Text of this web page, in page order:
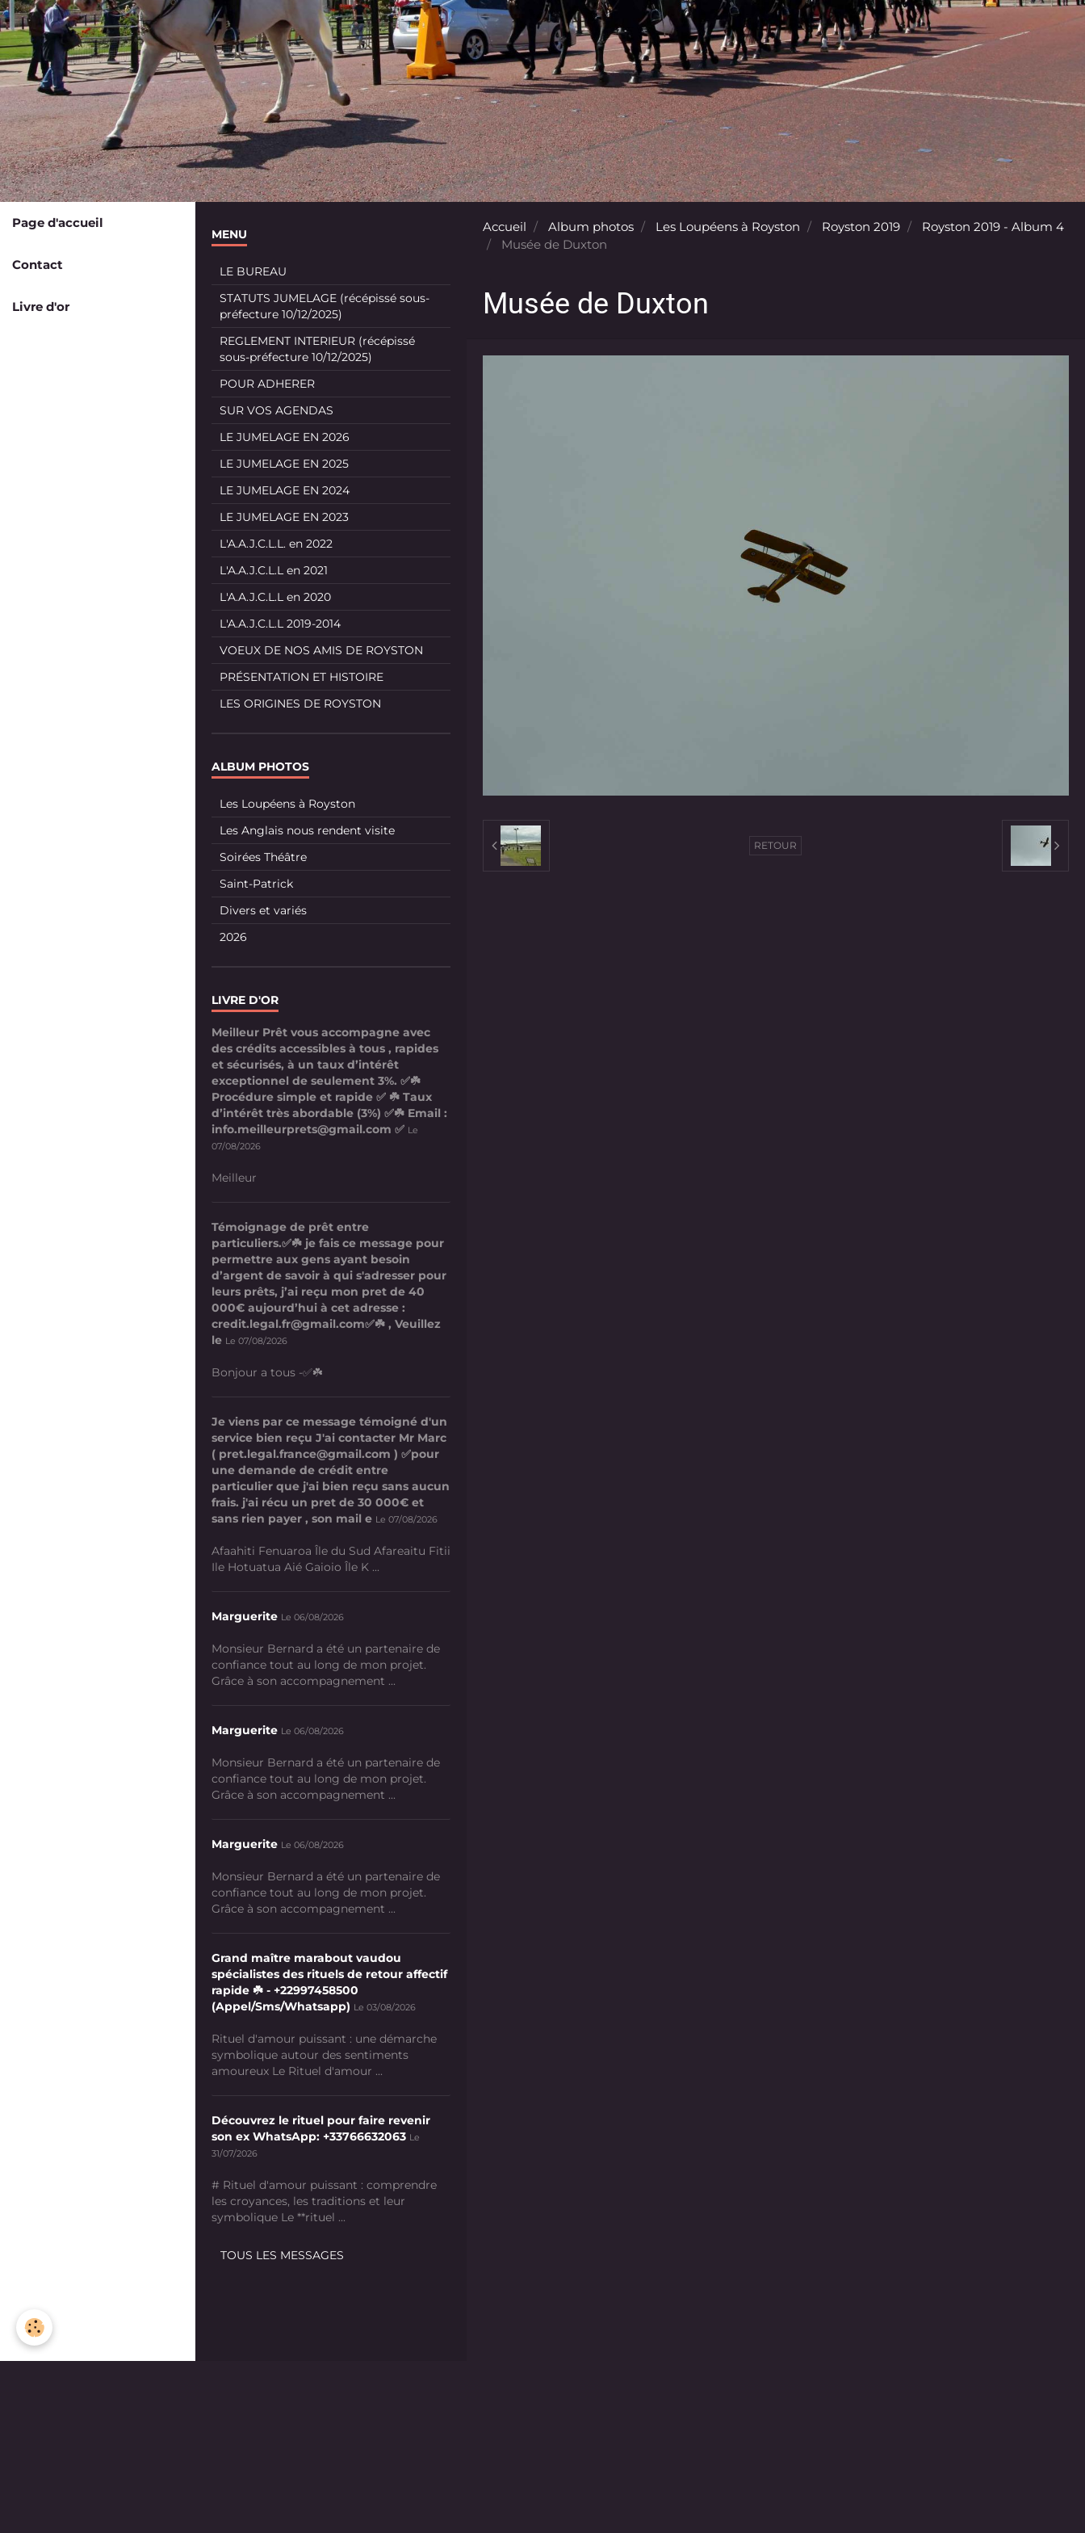
Page d'accueil
Contact
Livre d'or
Accueil Album photos Les Loupéens à Royston Royston 2019
Royston 2019 - Album 4
Musée de Duxton
Musée de Duxton
RETOUR
MENU
LE BUREAU
STATUTS JUMELAGE (récépissé sous-
préfecture 10/12/2025)
REGLEMENT INTERIEUR (récépissé
sous-préfecture 10/12/2025)
POUR ADHERER
SUR VOS AGENDAS
LE JUMELAGE EN 2026
LE JUMELAGE EN 2025
LE JUMELAGE EN 2024
LE JUMELAGE EN 2023
L'A.A.J.C.L.L. en 2022
L'A.A.J.C.L.L en 2021
L'A.A.J.C.L.L en 2020
L'A.A.J.C.L.L 2019-2014
VOEUX DE NOS AMIS DE ROYSTON
PRÉSENTATION ET HISTOIRE
LES ORIGINES DE ROYSTON
ALBUM PHOTOS
Les Loupéens à Royston
Les Anglais nous rendent visite
Soirées Théâtre
Saint-Patrick
Divers et variés
2026
LIVRE D'OR
Meilleur Prêt vous accompagne avec
des crédits accessibles à tous , rapides
et sécurisés, à un taux d’intérêt
exceptionnel de seulement 3%. ✅☘️
Procédure simple et rapide ✅ ☘️ Taux
d’intérêt très abordable (3%) ✅☘️ Email :
info.meilleurprets@gmail.com ✅ Le
07/08/2026
Meilleur
Témoignage de prêt entre
particuliers.✅☘️ je fais ce message pour
permettre aux gens ayant besoin
d’argent de savoir à qui s'adresser pour
leurs prêts, j’ai reçu mon pret de 40
000€ aujourd’hui à cet adresse :
credit.legal.fr@gmail.com✅☘️ , Veuillez
le Le 07/08/2026
Bonjour a tous -✅☘️
Je viens par ce message témoigné d'un
service bien reçu J'ai contacter Mr Marc
( pret.legal.france@gmail.com ) ✅pour
une demande de crédit entre
particulier que j'ai bien reçu sans aucun
frais. j'ai récu un pret de 30 000€ et
sans rien payer , son mail e Le 07/08/2026
Afaahiti Fenuaroa Île du Sud Afareaitu Fitii
Ile Hotuatua Aié Gaioio Île K ...
Marguerite Le 06/08/2026
Monsieur Bernard a été un partenaire de
confiance tout au long de mon projet.
Grâce à son accompagnement ...
Marguerite Le 06/08/2026
Monsieur Bernard a été un partenaire de
confiance tout au long de mon projet.
Grâce à son accompagnement ...
Marguerite Le 06/08/2026
Monsieur Bernard a été un partenaire de
confiance tout au long de mon projet.
Grâce à son accompagnement ...
Grand maître marabout vaudou
spécialistes des rituels de retour affectif
rapide ☘️ - +22997458500
(Appel/Sms/Whatsapp) Le 03/08/2026
Rituel d'amour puissant : une démarche
symbolique autour des sentiments
amoureux Le Rituel d'amour ...
Découvrez le rituel pour faire revenir
son ex WhatsApp: +33766632063 Le
31/07/2026
# Rituel d'amour puissant : comprendre
les croyances, les traditions et leur
symbolique Le **rituel ...
TOUS LES MESSAGES